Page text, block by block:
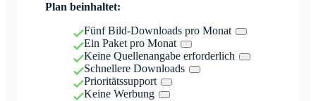
Plan beinhaltet:
Fünf Bild-Downloads pro Monat
Ein Paket pro Monat
Keine Quellenangabe erforderlich
Schnellere Downloads
Prioritätssupport
Keine Werbung